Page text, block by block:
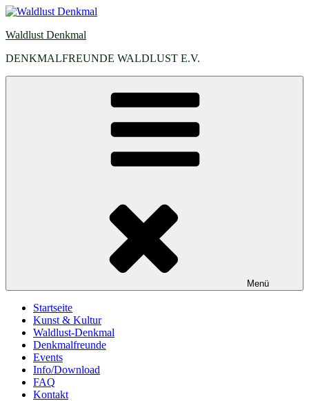
Zum
springen
Waldlust Denkmal
DENKMALFREUNDE WALDLUST E.V.
Menü
Startseite
Kunst & Kultur
Waldlust-Denkmal
Denkmalfreunde
Events
Info/Download
FAQ
Kontakt